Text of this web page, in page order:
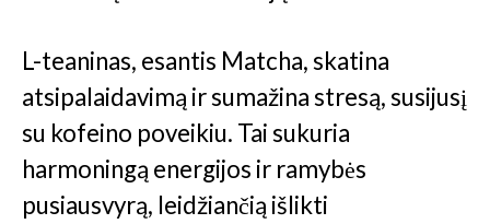
L-teaninas, esantis Matcha, skatina
atsipalaidavimą ir sumažina stresą, susijusį
su kofeino poveikiu. Tai sukuria
harmoningą energijos ir ramybės
pusiausvyrą, leidžiančią išlikti